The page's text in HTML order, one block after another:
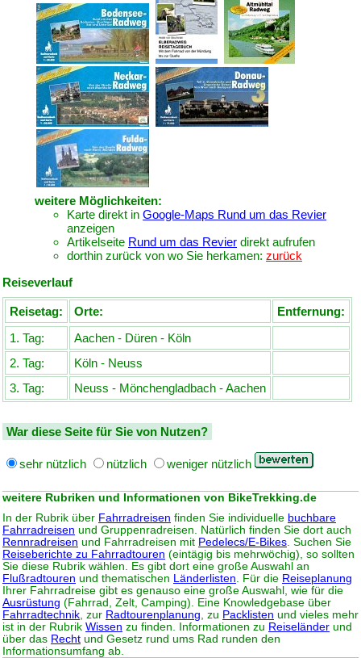
weitere Möglichkeiten:
Karte direkt in Google-Maps Rund um das Revier
anzeigen
Artikelseite Rund um das Revier direkt aufrufen
dorthin zurück von wo Sie herkamen: zurück
Reiseverlauf
Reisetag: Orte:
Entfernung:
1. Tag:
Aachen - Düren - Köln
2. Tag:
Köln - Neuss
3. Tag:
Neuss - Mönchengladbach - Aachen
War diese Seite für Sie von Nutzen?
sehr nützlich nützlich weniger nützlich
weitere Rubriken und Informationen von BikeTrekking.de
In der Rubrik über Fahrradreisen finden Sie individuelle buchbare
Fahrradreisen und Gruppenradreisen. Natürlich finden Sie dort auch
Rennradreisen und Fahrradreisen mit Pedelecs/E-Bikes . Suchen Sie
Reiseberichte zu Fahrradtouren (eintägig bis mehrwöchig), so sollten
Sie diese Rubrik wählen. Es gibt dort eine große Auswahl an
Flußradtouren und thematischen Länderlisten . Für die Reiseplanung
Ihrer Fahrradreise gibt es genauso eine große Auswahl, wie für die
Ausrüstung (Fahrrad, Zelt, Camping). Eine Knowledgebase über
Fahrradtechnik , zur Radtourenplanung , zu Packlisten und vieles mehr
ist in der Rubrik Wissen zu finden. Informationen zu Reiseländer und
über das Recht und Gesetz rund ums Rad runden den
Informationsumfang ab.